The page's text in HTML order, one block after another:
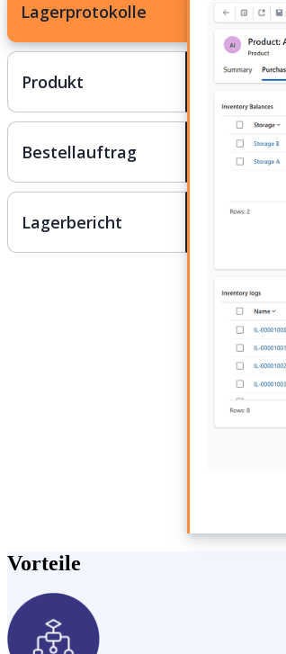
Lagerprotokolle
Produkt
Bestellauftrag
Lagerbericht
Vorteile